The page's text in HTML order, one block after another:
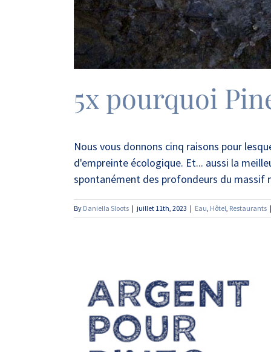
5x pourquoi
Nous vous donnons cinq raisons pour
d'empreinte écologique. Et... aussi la
spontanément des profondeurs du massif
By Daniella Sloots | juillet 11th, 2023 | Eau, Hôtel, Restaurants |